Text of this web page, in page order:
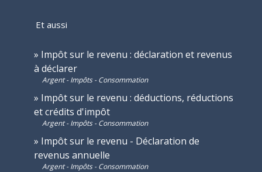
Et aussi
Impôt sur le revenu : déclaration et revenus
à déclarer
Argent - Impôts - Consommation
Impôt sur le revenu : déductions, réductions
et crédits d'impôt
Argent - Impôts - Consommation
Impôt sur le revenu - Déclaration de
revenus annuelle
Argent - Impôts - Consommation